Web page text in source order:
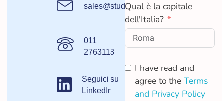
sales@studydata.com
011
2763113
Seguici su
LinkedIn
Qual è la capitale
dell'Italia?
I have read and
agree to theTerms
and Privacy Policy